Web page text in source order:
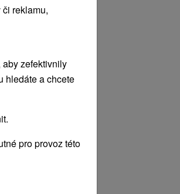
reklamu,
zefektivnily
hledáte a chcete
pro provoz této